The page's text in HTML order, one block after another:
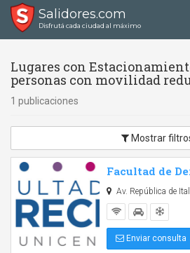
Salidores.com
Disfrutá cada ciudad al máximo
Lugares con
personas con movilidad
1 publicaciones
Mostrar
Facultad de
Av. República de
Enviar consulta